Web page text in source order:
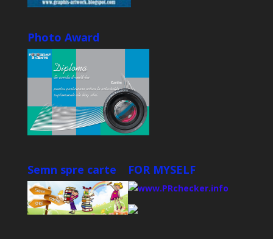
Photo Award
Semn spre carte FOR MYSELF